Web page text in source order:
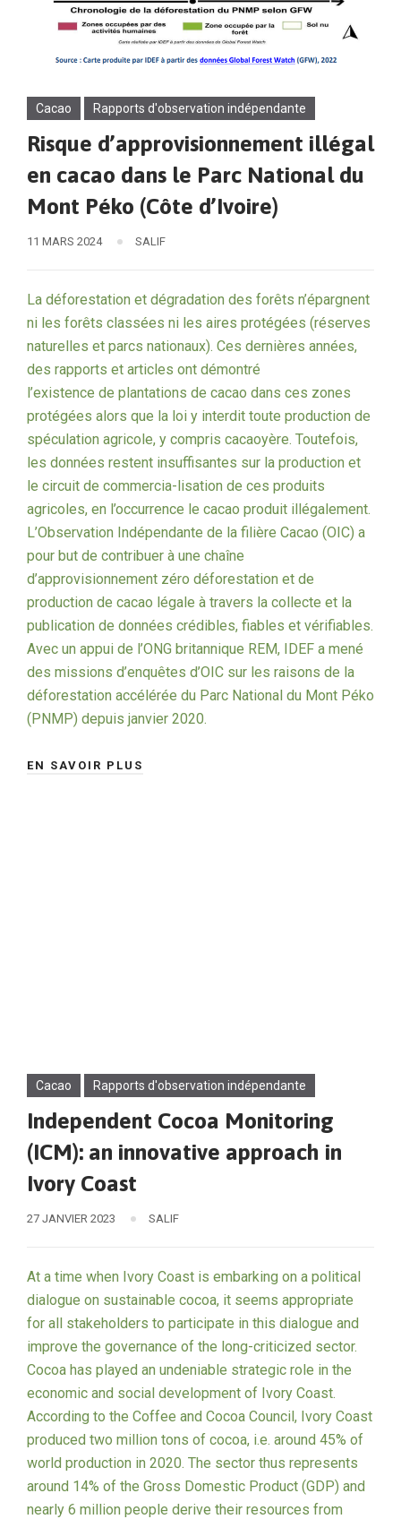
Cacao Rapports d'observation indépendante
Risque d’approvisionnement illégal
en cacao dans le Parc National du
Mont Péko (Côte d’Ivoire)
11 MARS 2024 SALIF
La déforestation et dégradation des forêts n’épargnent
ni les forêts classées ni les aires protégées (réserves
naturelles et parcs nationaux). Ces dernières années,
des rapports et articles ont démontré
l’existence de plantations de cacao dans ces zones
protégées alors que la loi y interdit toute production de
spéculation agricole, y compris cacaoyère. Toutefois,
les données restent insuffisantes sur la production et
le circuit de commercia-lisation de ces produits
agricoles, en l’occurrence le cacao produit illégalement.
L’Observation Indépendante de la filière Cacao (OIC) a
pour but de contribuer à une chaîne
d’approvisionnement zéro déforestation et de
production de cacao légale à travers la collecte et la
publication de données crédibles, fiables et vérifiables.
Avec un appui de l’ONG britannique REM, IDEF a mené
des missions d’enquêtes d’OIC sur les raisons de la
déforestation accélérée du Parc National du Mont Péko
(PNMP) depuis janvier 2020.
EN SAVOIR PLUS
Cacao Rapports d'observation indépendante
Independent Cocoa Monitoring
(ICM): an innovative approach in
Ivory Coast
27 JANVIER 2023 SALIF
At a time when Ivory Coast is embarking on a political
dialogue on sustainable cocoa, it seems appropriate
for all stakeholders to participate in this dialogue and
improve the governance of the long-criticized sector.
Cocoa has played an undeniable strategic role in the
economic and social development of Ivory Coast.
According to the Coffee and Cocoa Council, Ivory Coast
produced two million tons of cocoa, i.e. around 45% of
world production in 2020. The sector thus represents
around 14% of the Gross Domestic Product (GDP) and
nearly 6 million people derive their resources from